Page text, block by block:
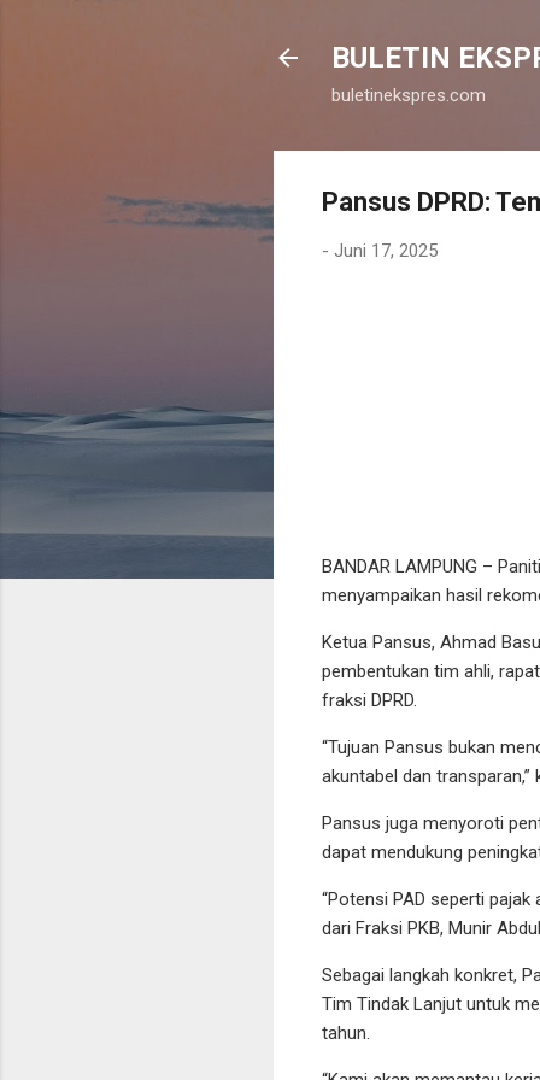
BULETIN
buletinekspres.com
Pansus DPRD:
- Juni 17, 2025
BANDAR LAMPUNG –
menyampaikan hasil
Ketua Pansus, Ahmad
pembentukan tim ahli,
fraksi DPRD.
“Tujuan Pansus bukan
akuntabel dan transparan,”
Pansus juga menyoroti
dapat mendukung
“Potensi PAD seperti
dari Fraksi PKB, Munir
Sebagai langkah konkret,
Tim Tindak Lanjut untuk
tahun.